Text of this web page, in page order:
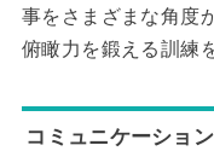
事をさまざまな角度
俯瞰力を鍛える訓練
コミュニケーショ